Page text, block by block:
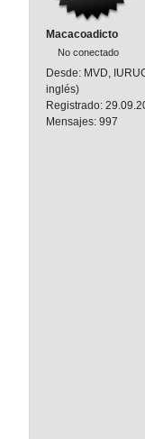
Macacoadicto
No conectado
Desde: MVD,
inglés)
Registrado:
Mensajes: 997